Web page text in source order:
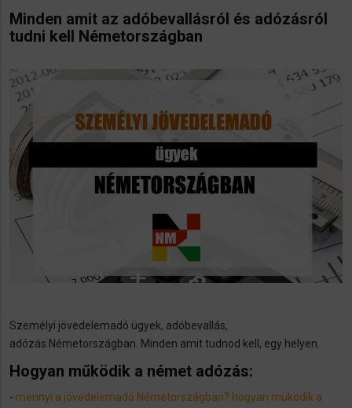
Minden amit az adóbevallásról és adózásról
tudni kell Németországban
Személyi jövedelemadó ügyek, adóbevallás,
adózás Németországban. Minden amit tudnod kell, egy helyen.
Hogyan működik a német adózás:
- mennyi a jövedelemadó Németországban? hogyan müködik a